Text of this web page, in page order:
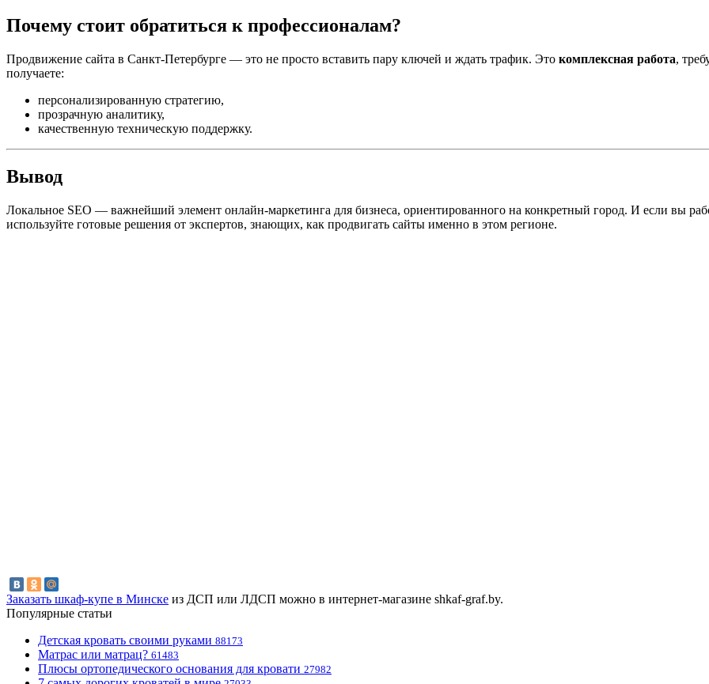
Почему стоит обратиться к профессионалам?
Продвижение сайта в Санкт-Петербурге — это не просто вставить пару ключей и ждать трафик. Это комплексная работа,
получаете:
персонализированную стратегию,
прозрачную аналитику,
качественную техническую поддержку.
Вывод
Локальное SEO — важнейший элемент онлайн-маркетинга для бизнеса, ориентированного на конкретный город. И если вы
используйте готовые решения от экспертов, знающих, как продвигать сайты именно в этом регионе.
Заказать шкаф-купе в Минске из ДСП или ЛДСП можно в интернет-магазине shkaf-graf.by.
Популярные статьи
Детская кровать своими руками 88173
Матрас или матрац? 61483
Плюсы ортопедического основания для кровати 27982